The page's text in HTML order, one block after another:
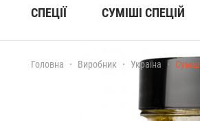
СПЕЦІЇ CУМІШІ СПЕЦІЙ
Головна Виробник Україна Суміш